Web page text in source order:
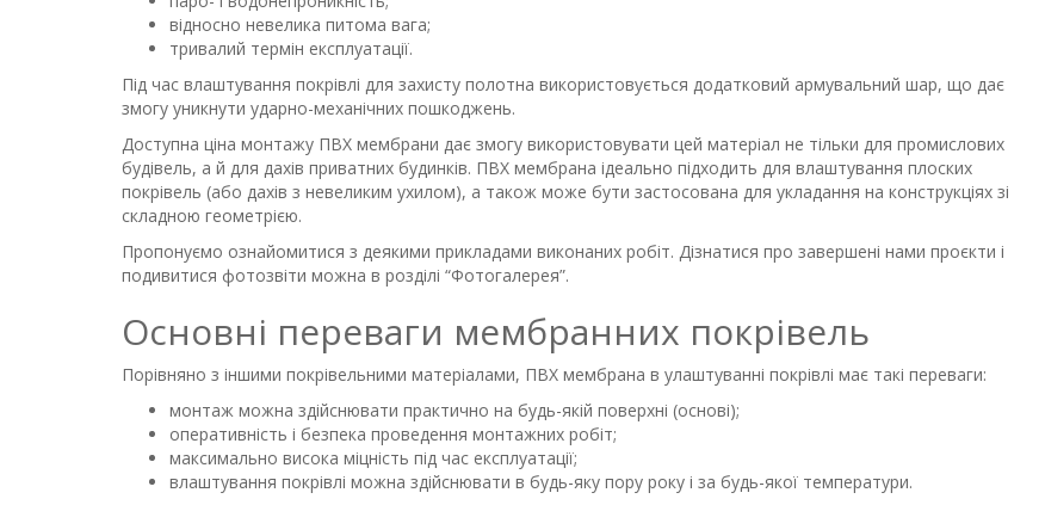
відносно невелика питома вага;
тривалий термін експлуатації.
Під час влаштування покрівлі для захисту полотна використовується додатковий армувальний шар, що дає
змогу уникнути ударно-механічних пошкоджень.
Доступна ціна монтажу ПВХ мембрани дає змогу використовувати цей матеріал не тільки для промислових
будівель, а й для дахів приватних будинків. ПВХ мембрана ідеально підходить для влаштування плоских
покрівель (або дахів з невеликим ухилом), а також може бути застосована для укладання на конструкціях зі
складною геометрією.
Пропонуємо ознайомитися з деякими прикладами виконаних робіт. Дізнатися про завершені нами проєкти і
подивитися фотозвіти можна в розділі “Фотогалерея”.
Основні переваги мембранних покрівель
Порівняно з іншими покрівельними матеріалами, ПВХ мембрана в улаштуванні покрівлі має такі переваги:
монтаж можна здійснювати практично на будь-якій поверхні (основі);
оперативність і безпека проведення монтажних робіт;
максимально висока міцність під час експлуатації;
влаштування покрівлі можна здійснювати в будь-яку пору року і за будь-якої температури.